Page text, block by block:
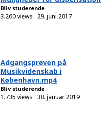
Bliv studerende
3.260 views 29. juni 2017
Adgangsprøven på
Musikvidenskab i
København.mp4
Bliv studerende
1.735 views 30. januar 2019